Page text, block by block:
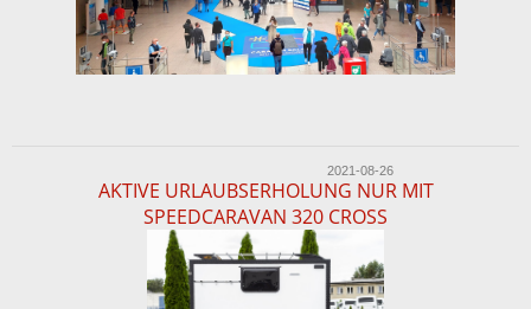
2021-08-26
AKTIVE URLAUBSERHOLUNG NUR MIT
SPEEDCARAVAN 320 CROSS